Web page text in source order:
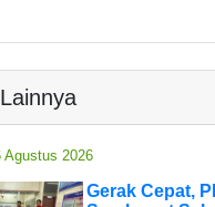
Agustus 2026
Gerak Cepat,